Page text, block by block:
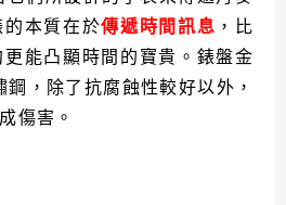
的本質在於傳遞時間訊息 ，比
能凸顯時間的寶貴。錶盤金
，除了抗腐蝕性較好以外，
傷害。